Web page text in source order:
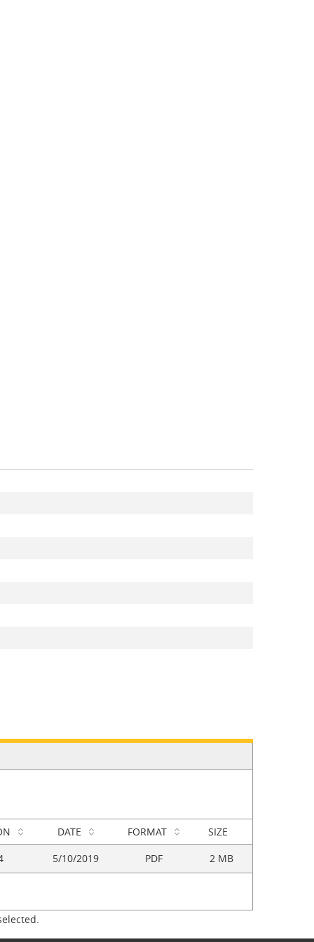
DATE FORMAT SIZE
5/10/2019 PDF 2 MB